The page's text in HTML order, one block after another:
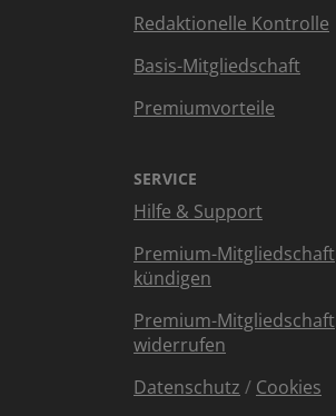
Redaktionelle Kontrolle
Basis-Mitgliedschaft
Premiumvorteile
SERVICE
Hilfe & Support
Premium-Mitgliedschaft
kündigen
Premium-Mitgliedschaft
widerrufen
Datenschutz / Cookies